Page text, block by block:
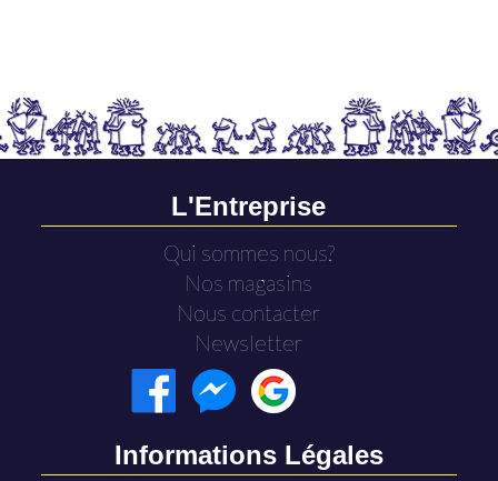
L'Entreprise
Qui sommes nous?
Nos magasins
Nous contacter
Newsletter
Informations Légales